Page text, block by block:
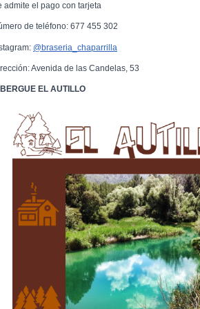
admite el pago con tarjeta
de teléfono: 677 455 302
@braseria_chaparrilla
Avenida de las Candelas, 53
EL AUTILLO